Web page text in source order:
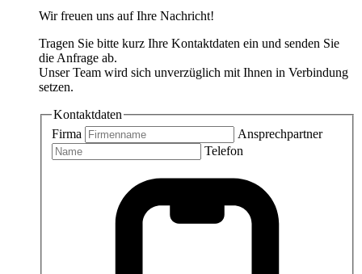
Wir freuen uns auf Ihre Nachricht!
Tragen Sie bitte kurz Ihre Kontaktdaten ein und senden Sie
die Anfrage ab.
Unser Team wird sich unverzüglich mit Ihnen in Verbindung
setzen.
Kontaktdaten
Firma
Ansprechpartner
Telefon